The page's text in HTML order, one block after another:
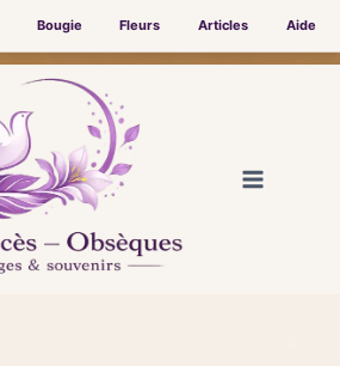
Bougie Fleurs Articles Aide